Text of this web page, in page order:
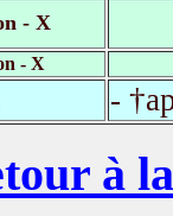
- X
- X
-
à